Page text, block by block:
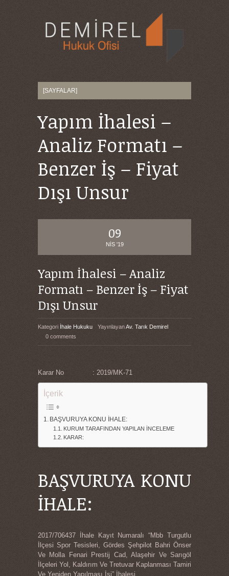
Yapım İhalesi –
Analiz Formatı –
Benzer İş – Fiyat
Dışı Unsur
09
NIS '19
Yapım İhalesi – Analiz
Formatı – Benzer İş – Fiyat
Dışı Unsur
Kategori İhale Hukuku YayınlayanAv. Tarık Demirel
0 comments
Karar No : 2019/MK-71
İçerik
BAŞVURUYA KONU İHALE:
KURUM TARAFINDAN YAPILAN İNCELEME
KARAR:
BAŞVURUYA KONU
İHALE:
2017/706437 İhale Kayıt Numaralı “Mbb Turgutlu
İlçesi Spor Tesisleri, Gördes Şehpilot Bahri Önser
Ve Molla Fenari Prestij Cad, Alaşehir Ve Sarıgöl
İlçeleri Yol, Kaldırım Ve Tretuvar Kaplanması Tamiri
Ve Yeniden Yapılması İşi” İhalesi